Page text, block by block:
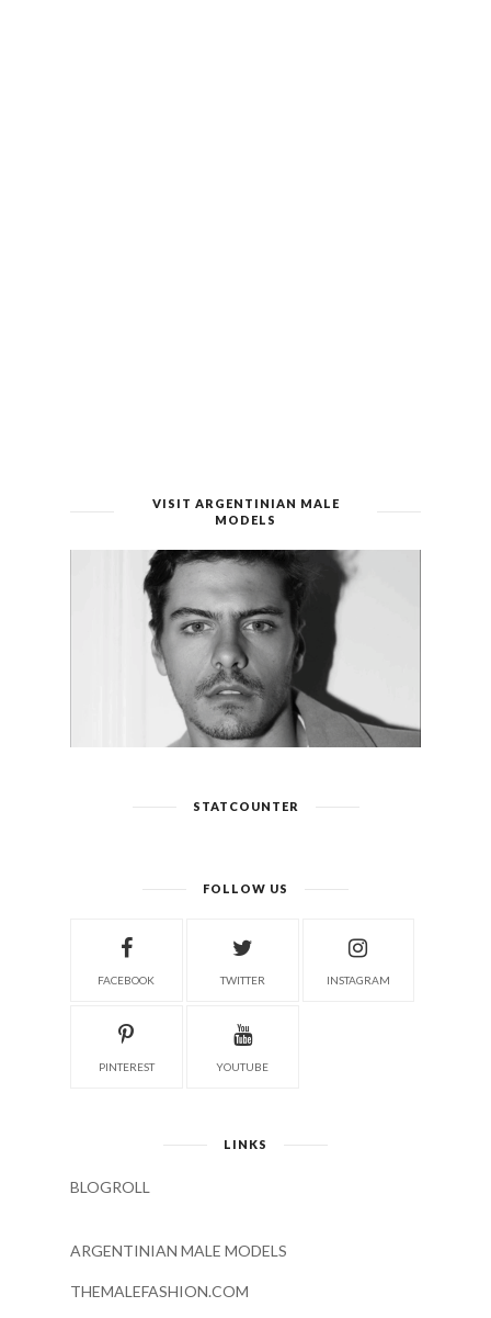
VISIT ARGENTINIAN MALE
MODELS
STATCOUNTER
FOLLOW US
FACEBOOK TWITTER INSTAGRAM
PINTEREST YOUTUBE
LINKS
BLOGROLL
ARGENTINIAN MALE MODELS
THEMALEFASHION.COM